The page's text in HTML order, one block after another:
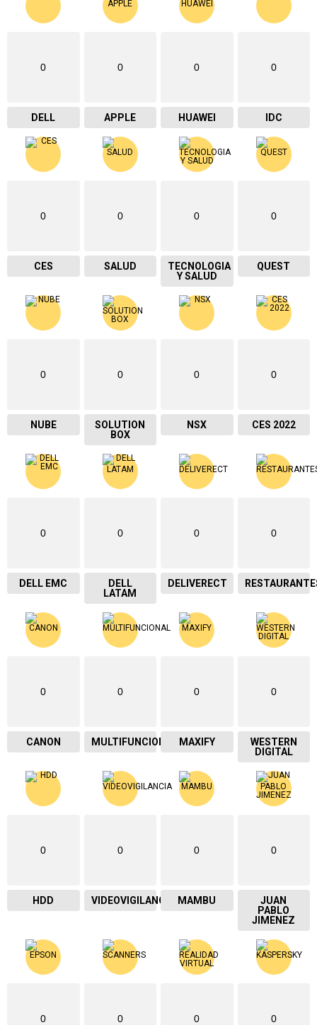
0
DELL
0
APPLE
0
HUAWEI
0
IDC
0
CES
0
SALUD
0
TECNOLOGIA
Y SALUD
0
QUEST
0
NUBE
0
SOLUTION
BOX
0
NSX
0
CES 2022
0
DELL EMC
0
DELL
LATAM
0
DELIVERECT
0
0
CANON
0
MULTIFUNCIONAL
0
MAXIFY
0
WESTERN
DIGITAL
0
HDD
0
VIDEOVIGILANCIA
0
MAMBU
0
JUAN
PABLO
JIMENEZ
0 0 0 0